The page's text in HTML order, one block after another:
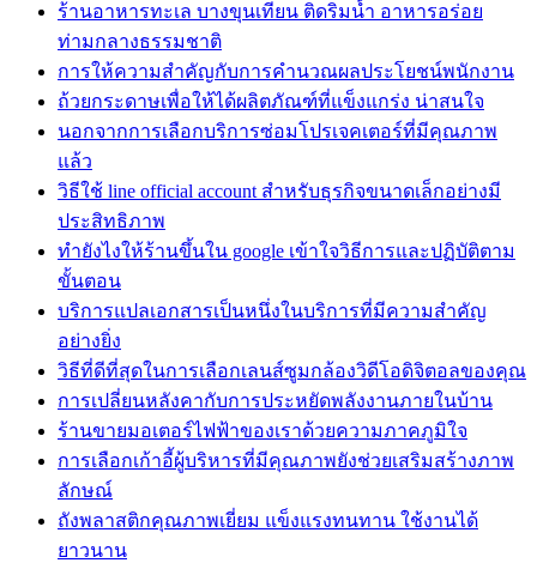
ร้านอาหารทะเล บางขุนเทียน ติดริมน้ำ อาหารอร่อย
ท่ามกลางธรรมชาติ
การให้ความสำคัญกับการคำนวณผลประโยชน์พนักงาน
ถ้วยกระดาษเพื่อให้ได้ผลิตภัณฑ์ที่แข็งแกร่ง น่าสนใจ
นอกจากการเลือกบริการซ่อมโปรเจคเตอร์ที่มีคุณภาพ
แล้ว
วิธีใช้ line official account สำหรับธุรกิจขนาดเล็กอย่างมี
ประสิทธิภาพ
ทํายังไงให้ร้านขึ้นใน google เข้าใจวิธีการและปฏิบัติตาม
ขั้นตอน
บริการแปลเอกสารเป็นหนึ่งในบริการที่มีความสำคัญ
อย่างยิ่ง
วิธีที่ดีที่สุดในการเลือกเลนส์ซูมกล้องวิดีโอดิจิตอลของคุณ
การเปลี่ยนหลังคากับการประหยัดพลังงานภายในบ้าน
ร้านขายมอเตอร์ไฟฟ้าของเราด้วยความภาคภูมิใจ
การเลือกเก้าอี้ผู้บริหารที่มีคุณภาพยังช่วยเสริมสร้างภาพ
ลักษณ์
ถังพลาสติกคุณภาพเยี่ยม แข็งแรงทนทาน ใช้งานได้
ยาวนาน